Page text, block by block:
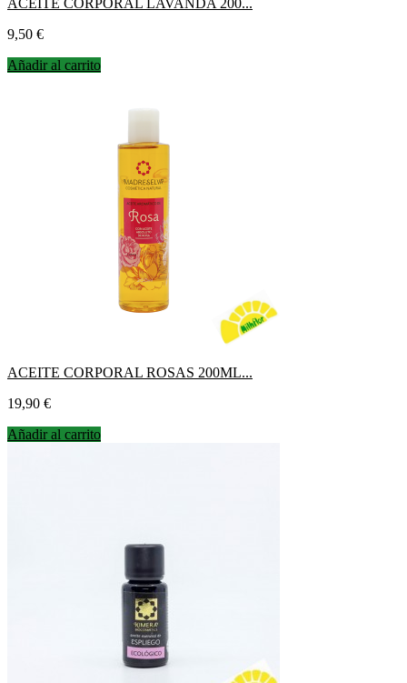
Precio
9,50 €
Añadir al carrito
ACEITE CORPORAL ROSAS 200ML...
Precio
19,90 €
Añadir al carrito